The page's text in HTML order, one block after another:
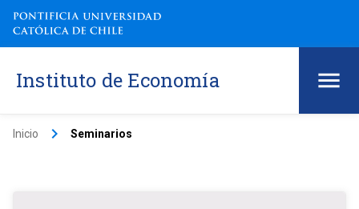
Instituto de Economía
Inicio keyboard_arrow_right Seminarios